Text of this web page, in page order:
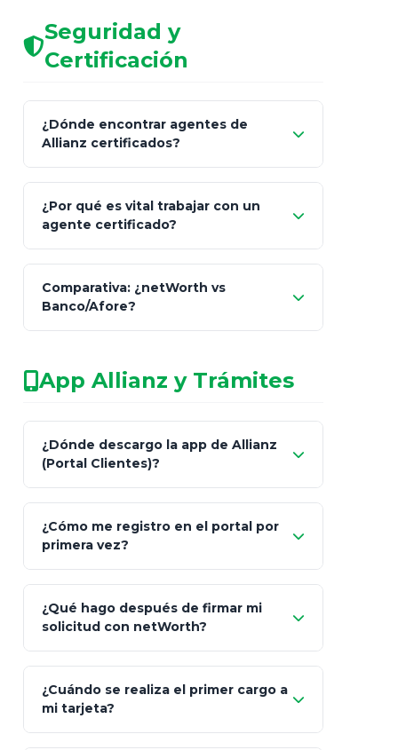
Seguridad y
Certificación
¿Dónde encontrar agentes de
Allianz certificados?
Seguros y Fianzas (CNSF)
netWorth
patrimonio con asesores informales en
redes sociales.
¿Por qué es vital trabajar con un
agente certificado?
consultor técnico
legalmente facultado
Comparativa: ¿netWorth vs
Banco/Afore?
Característica netWorth (Certificado)
Fiscalidad Estrategia Art. 151 / 93
App Allianz y Trámites
¿Dónde descargo la app de Allianz
(Portal Clientes)?
Client"
App Store (iOS) Google Play
¿Cómo me registro en el portal por
primera vez?
Bienvenida
"¿Aún no tienes cuenta?
Regístrate"
¿Qué hago después de firmar mi
solicitud con netWorth?
¿Cuándo se realiza el primer cargo a
mi tarjeta?